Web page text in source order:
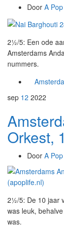
Door A
2½/5: Een ode
Amsterdams
nummers.
sep 12 2022
Orkest,
Door A
2½/5: De 10 jaar
was leuk,
was.